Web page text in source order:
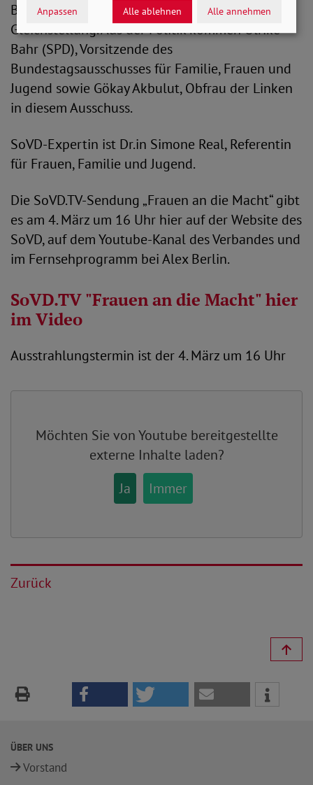
Bundesregierung geschaffenen Bundesstiftung
Gleichstellung. Aus der Politik kommen Ulrike
Bahr (SPD), Vorsitzende des
Bundestagsausschusses für Familie, Frauen und
Jugend sowie Gökay Akbulut, Obfrau der Linken
in diesem Ausschuss.
SoVD-Expertin ist Dr.in Simone Real, Referentin
für Frauen, Familie und Jugend.
Die SoVD.TV-Sendung „Frauen an die Macht“ gibt
es am 4. März um 16 Uhr hier auf der Website des
SoVD, auf dem Youtube-Kanal des Verbandes und
im Fernsehprogramm bei Alex Berlin.
SoVD.TV "Frauen an die Macht" hier
im Video
Ausstrahlungstermin ist der 4. März um 16 Uhr
Möchten Sie vonYoutube bereitgestellte
externe Inhalte laden?
Ja
Immer
Zurück
ÜBER UNS
Vorstand
Anpassen Alle ablehnen Alle annehmen